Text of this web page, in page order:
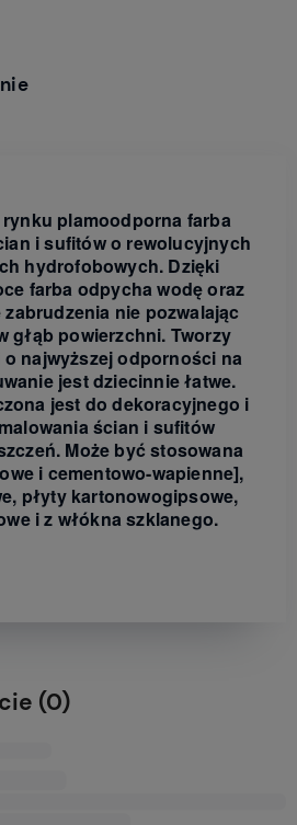
plamoodporna farba
i sufitów o rewolucyjnych
hydrofobowych. Dzięki
farba odpycha wodę oraz
nie pozwalając
głąb powierzchni. Tworzy
o najwyższej odporności na
jest dziecinnie łatwe.
jest do dekoracyjnego i
ścian i sufitów
Może być stosowana
i cementowo-wapienne],
płyty kartonowogipsowe,
i z włókna szklanego.
(0)